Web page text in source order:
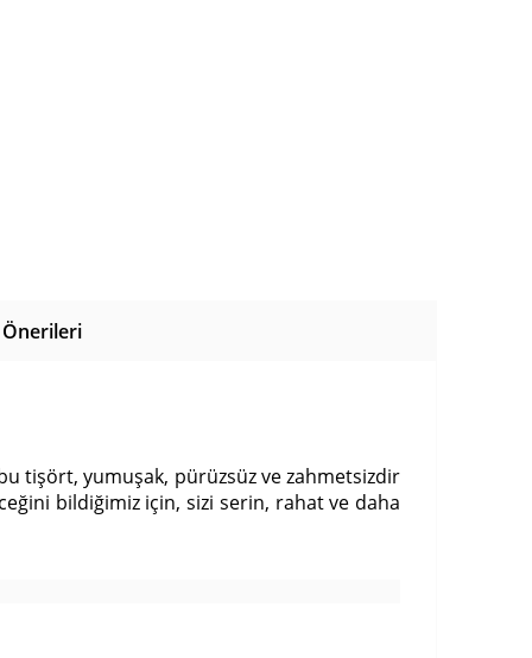
tişört, yumuşak, pürüzsüz ve zahmetsizdir
bildiğimiz için, sizi serin, rahat ve daha